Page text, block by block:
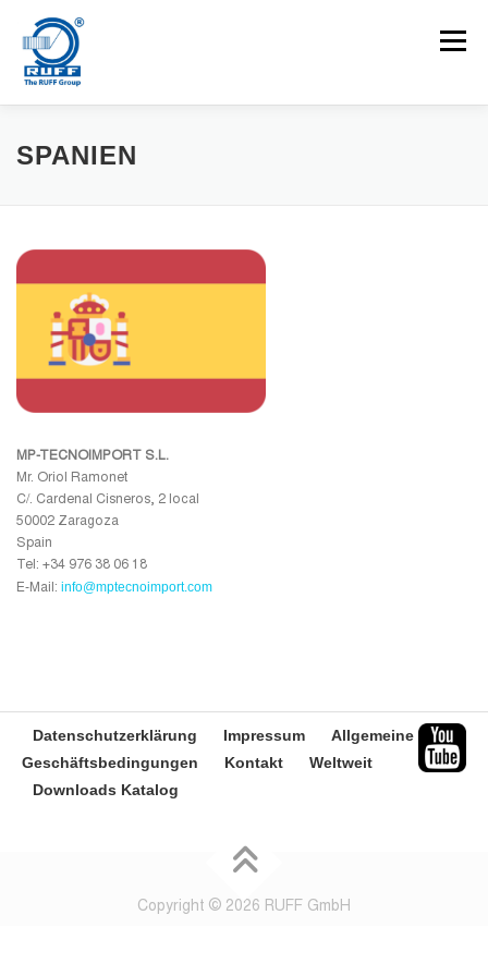
Menü
ANWENDUNGEN
Suchen nach:
SPANIEN
MP-TECNOIMPORT S.L.
Mr. Oriol Ramonet
C/. Cardenal Cisneros, 2 local
50002 Zaragoza
Spain
Tel: +34 976 38 06 18
E-Mail: info@mptecnoimport.com
Datenschutzerklärung Impressum
Allgemeine
Geschäftsbedingungen
Kontakt
Weltweit
Downloads Katalog
Copyright © 2026 RUFF GmbH